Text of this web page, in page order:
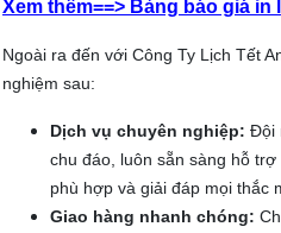
Xem thêm==> Bảng báo giá in
Ngoài ra đến với Công Ty Lịch Tết
nghiệm sau:
Dịch vụ chuyên nghiệp: Đội
chu đáo, luôn sẵn sàng hỗ
phù hợp và giải đáp mọi thắc
Giao hàng nhanh chóng: